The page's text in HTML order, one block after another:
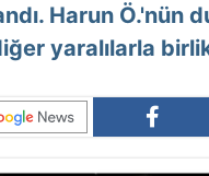
Harun Ö.'nün
yaralılarla